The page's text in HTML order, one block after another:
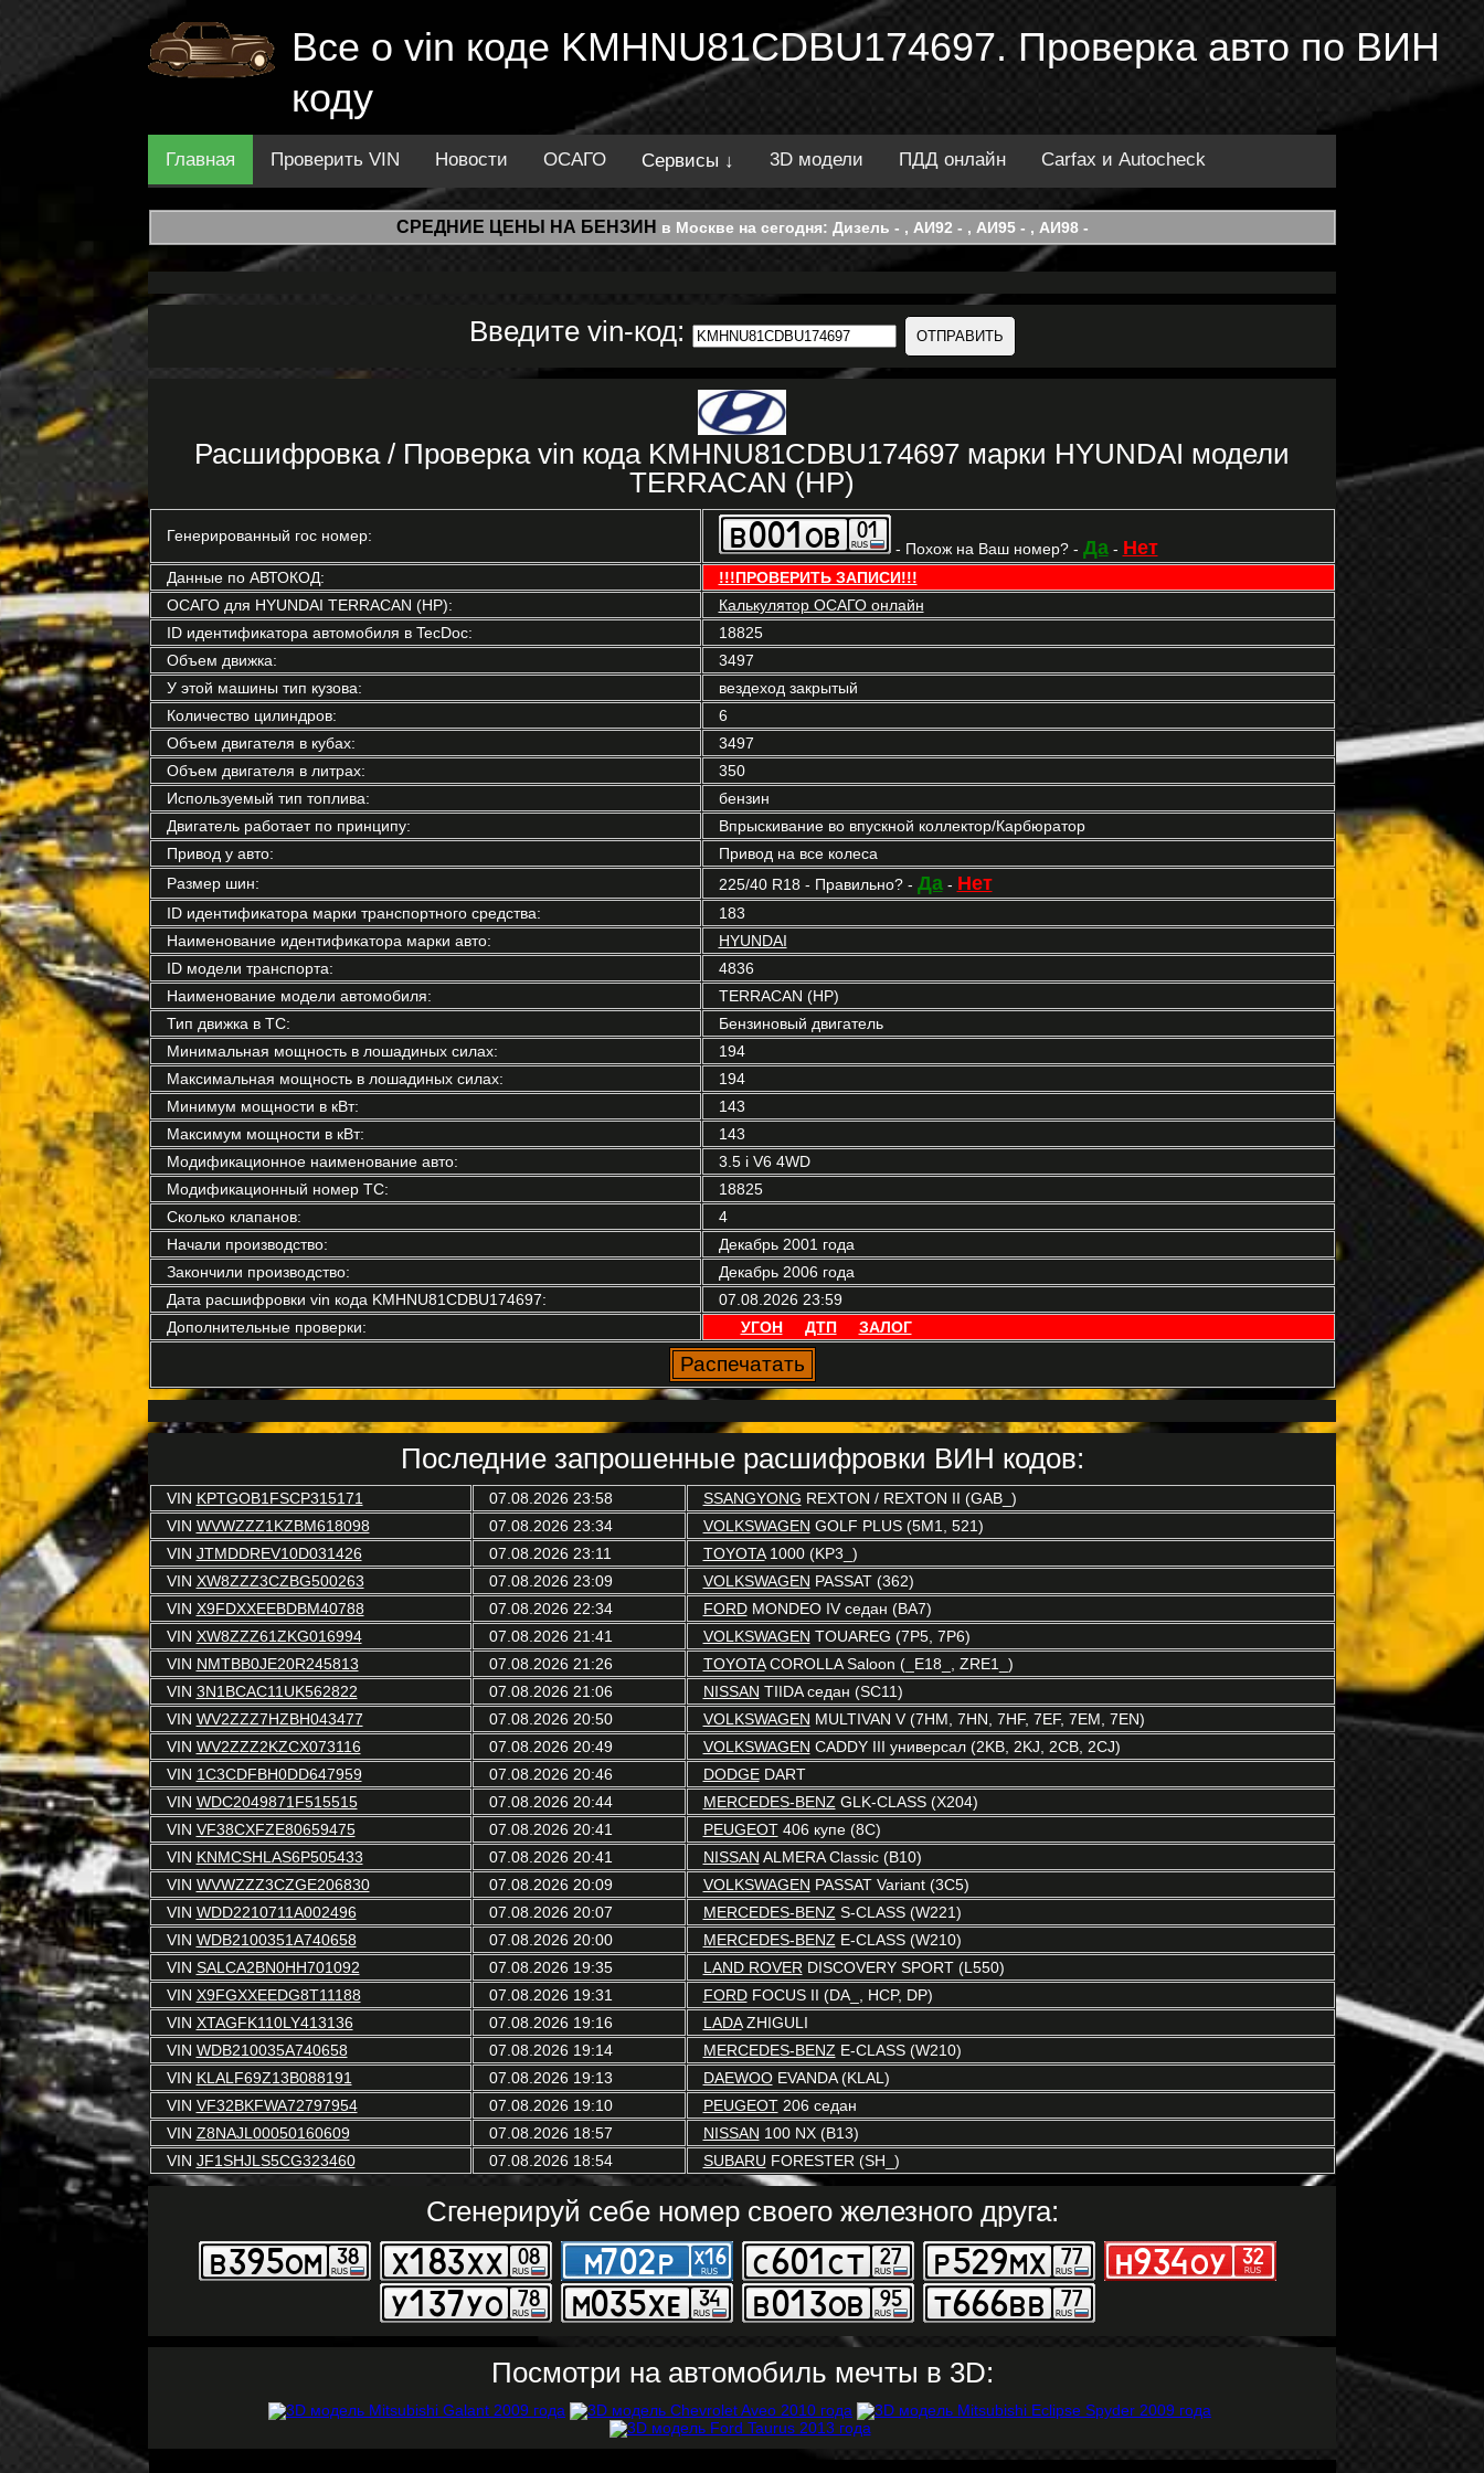
Все о vin коде KMHNU81CDBU174697. Проверка авто по ВИН
коду
Главная Проверить VIN Новости ОСАГО Сервисы ↓ 3D модели ПДД онлайн Carfax и Autocheck
СРЕДНИЕ ЦЕНЫ НА БЕНЗИН в Москве на сегодня: Дизель - , АИ92 - , АИ95 - , АИ98 -
Введите vin-код:
Расшифровка / Проверка vin кода KMHNU81CDBU174697 марки HYUNDAI модели
TERRACAN (HP)
Генерированный гос номер:
- Похож на Ваш номер? - Да- Нет
Данные по АВТОКОД:
!!!ПРОВЕРИТЬ ЗАПИСИ!!!
ОСАГО для HYUNDAI TERRACAN (HP):
Калькулятор ОСАГО онлайн
ID идентификатора автомобиля в TecDoc:
18825
Объем движка:
3497
У этой машины тип кузова:
вездеход закрытый
Количество цилиндров:
6
Объем двигателя в кубах:
3497
Объем двигателя в литрах:
350
Используемый тип топлива:
бензин
Двигатель работает по принципу:
Впрыскивание во впускной коллектор/Карбюратор
Привод у авто:
Привод на все колеса
Размер шин:
225/40 R18 - Правильно? - Да- Нет
ID идентификатора марки транспортного средства:
183
Наименование идентификатора марки авто:
HYUNDAI
ID модели транспорта:
4836
Наименование модели автомобиля:
TERRACAN (HP)
Тип движка в ТС:
Бензиновый двигатель
Минимальная мощность в лошадиных силах:
194
Максимальная мощность в лошадиных силах:
194
Минимум мощности в кВт:
143
Максимум мощности в кВт:
143
Модификационное наименование авто:
3.5 i V6 4WD
Модификационный номер ТС:
18825
Сколько клапанов:
4
Начали производство:
Декабрь 2001 года
Закончили производство:
Декабрь 2006 года
Дата расшифровки vin кода KMHNU81CDBU174697:
07.08.2026 23:59
Дополнительные проверки:
УГОН ДТП ЗАЛОГ
Последние запрошенные расшифровки ВИН кодов:
VIN KPTGOB1FSCP315171 07.08.2026 23:58 SSANGYONG REXTON / REXTON II (GAB_)
VIN WVWZZZ1KZBM618098 07.08.2026 23:34 VOLKSWAGEN GOLF PLUS (5M1, 521)
VIN JTMDDREV10D031426 07.08.2026 23:11 TOYOTA1000 (KP3_)
VIN XW8ZZZ3CZBG500263 07.08.2026 23:09 VOLKSWAGEN PASSAT (362)
VIN X9FDXXEEBDBM40788 07.08.2026 22:34 FORDMONDEO IV седан (BA7)
VIN XW8ZZZ61ZKG016994 07.08.2026 21:41 VOLKSWAGEN TOUAREG (7P5, 7P6)
VIN NMTBB0JE20R245813 07.08.2026 21:26 TOYOTACOROLLA Saloon (_E18_, ZRE1_)
VIN 3N1BCAC11UK562822 07.08.2026 21:06 NISSAN TIIDA седан (SC11)
VIN WV2ZZZ7HZBH043477 07.08.2026 20:50 VOLKSWAGEN MULTIVAN V (7HM, 7HN, 7HF, 7EF, 7EM, 7EN)
VIN WV2ZZZ2KZCX073116 07.08.2026 20:49 VOLKSWAGEN CADDY III универсал (2KB, 2KJ, 2CB, 2CJ)
VIN 1C3CDFBH0DD647959 07.08.2026 20:46 DODGEDART
VIN WDC2049871F515515 07.08.2026 20:44 MERCEDES-BENZ GLK-CLASS (X204)
VIN VF38CXFZE80659475 07.08.2026 20:41 PEUGEOT406 купе (8C)
VIN KNMCSHLAS6P505433 07.08.2026 20:41 NISSAN ALMERA Classic (B10)
VIN WVWZZZ3CZGE206830 07.08.2026 20:09 VOLKSWAGEN PASSAT Variant (3C5)
VIN WDD2210711A002496 07.08.2026 20:07 MERCEDES-BENZ S-CLASS (W221)
VIN WDB2100351A740658 07.08.2026 20:00 MERCEDES-BENZ E-CLASS (W210)
VIN SALCA2BN0HH701092 07.08.2026 19:35 LAND ROVER DISCOVERY SPORT (L550)
VIN X9FGXXEEDG8T11188 07.08.2026 19:31 FORDFOCUS II (DA_, HCP, DP)
VIN XTAGFK110LY413136 07.08.2026 19:16 LADAZHIGULI
VIN WDB210035A740658 07.08.2026 19:14 MERCEDES-BENZ E-CLASS (W210)
VIN KLALF69Z13B088191 07.08.2026 19:13 DAEWOOEVANDA (KLAL)
VIN VF32BKFWA72797954 07.08.2026 19:10 PEUGEOT206 седан
VIN Z8NAJL00050160609 07.08.2026 18:57 NISSAN 100 NX (B13)
VIN JF1SHJLS5CG323460 07.08.2026 18:54 SUBARU FORESTER (SH_)
Сгенерируй себе номер своего железного друга:
Посмотри на автомобиль мечты в 3D: